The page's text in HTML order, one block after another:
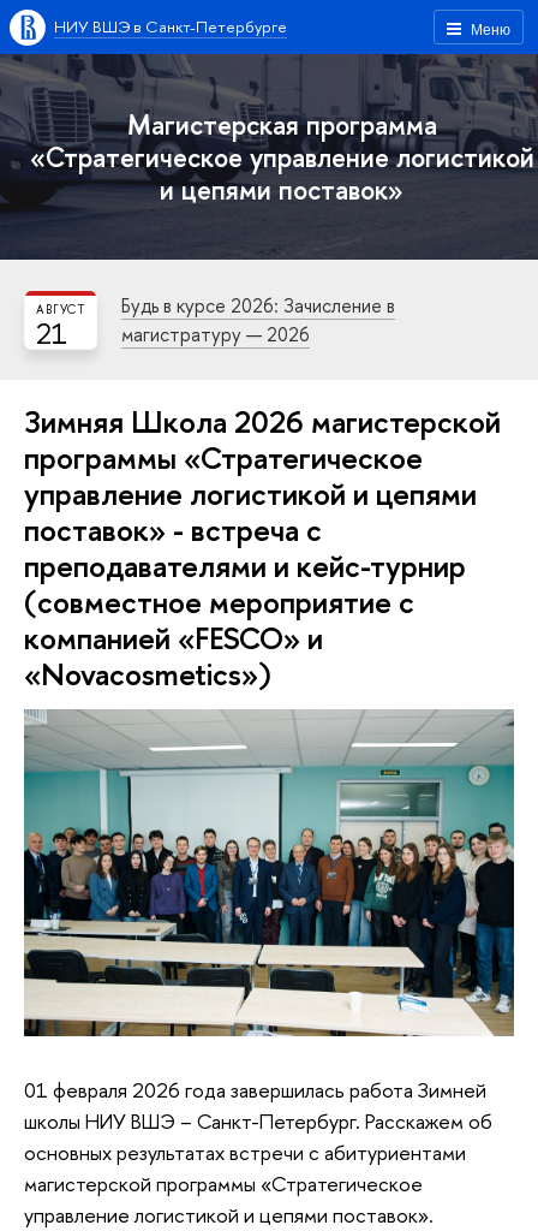
Меню
НИУ ВШЭ в Санкт-Петербурге
Магистерская программа
«Стратегическое управление логистикой
и цепями поставок»
21
АВГУСТ
Будь в курсе 2026: Зачисление в
магистратуру — 2026
Зимняя Школа 2026 магистерской
программы «Стратегическое
управление логистикой и цепями
поставок» - встреча с
преподавателями и кейс-турнир
(совместное мероприятие с
компанией «FESCO» и
«Novacosmetics»)
01 февраля 2026 года завершилась работа Зимней
школы НИУ ВШЭ – Санкт-Петербург. Расскажем об
основных результатах встречи с абитуриентами
магистерской программы «Стратегическое
управление логистикой и цепями поставок».